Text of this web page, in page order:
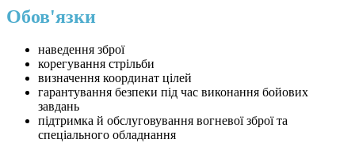
Обов'язки
наведення зброї
корегування стрільби
визначення координат цілей
гарантування безпеки під час виконання бойових
завдань
підтримка й обслуговування вогневої зброї та
спеціального обладнання